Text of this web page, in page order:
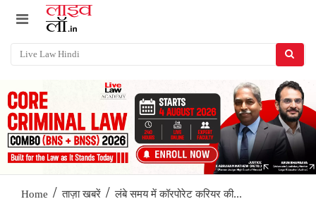
Home / ताज़ा खबरें / लंबे समय में कॉरपोरेट करियर की...